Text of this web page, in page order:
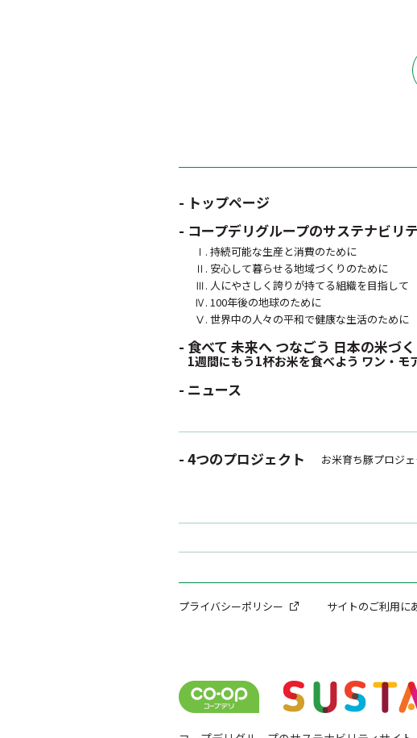
- トップページ
- コープデリグループのサステナビリ
Ⅰ. 持続可能な生産と消費のために
Ⅱ. 安心して暮らせる地域づくりのために
Ⅲ. 人にやさしく誇りが持てる組織を目指して
Ⅳ. 100年後の地球のために
Ⅴ. 世界中の人々の平和で健康な生活のために
- 食べて 未来へ つなごう 日本の米づく
1週間にもう1杯お米を食べよう ワン・モ
- ニュース
- 4つのプロジェクト お米育ち豚プロジェ
プライバシーポリシー サイトのご利用に